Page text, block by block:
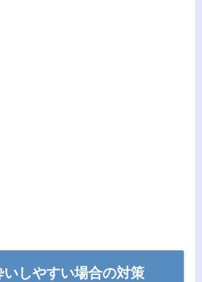
しやすい場合の対策